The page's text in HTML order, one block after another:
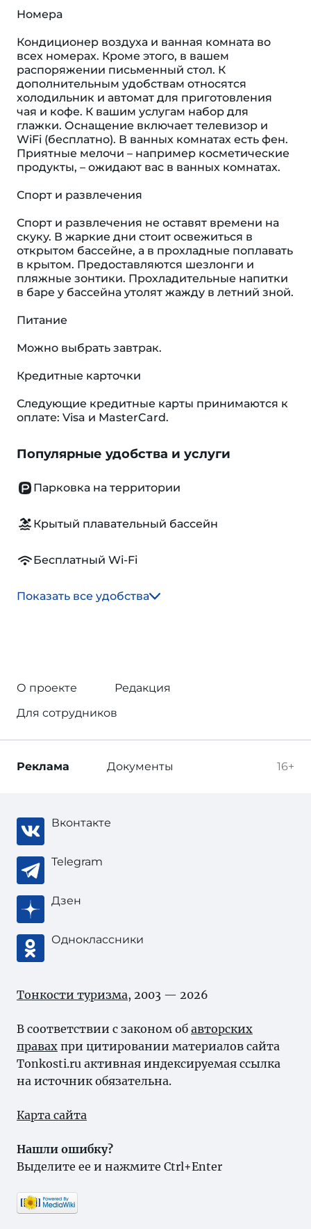
Номера
Кондиционер воздуха и ванная комната во
всех номерах. Кроме этого, в вашем
распоряжении письменный стол. К
дополнительным удобствам относятся
холодильник и автомат для приготовления
чая и кофе. К вашим услугам набор для
глажки. Оснащение включает телевизор и
WiFi (бесплатно). В ванных комнатах есть фен.
Приятные мелочи – например косметические
продукты, – ожидают вас в ванных комнатах.
Спорт и развлечения
Спорт и развлечения не оставят времени на
скуку. В жаркие дни стоит освежиться в
открытом бассейне, а в прохладные поплавать
в крытом. Предоставляются шезлонги и
пляжные зонтики. Прохладительные напитки
в баре у бассейна утолят жажду в летний зной.
Питание
Можно выбрать завтрак.
Кредитные карточки
Следующие кредитные карты принимаются к
оплате: Visa и MasterCard.
Популярные удобства и услуги
Парковка на территории
Крытый плавательный бассейн
Бесплатный Wi-Fi
Показать все удобства
О проекте
Редакция
Для сотрудников
16+
Реклама Документы
Вконтакте
Telegram
Дзен
Одноклассники
Тонкости туризма, 2003 — 2026
В соответствии с законом об авторских
правах при цитировании материалов сайта
Tonkosti.ru активная индексируемая ссылка
на источник обязательна.
Карта сайта
Нашли ошибку?
Выделите ее и нажмите Ctrl+Enter